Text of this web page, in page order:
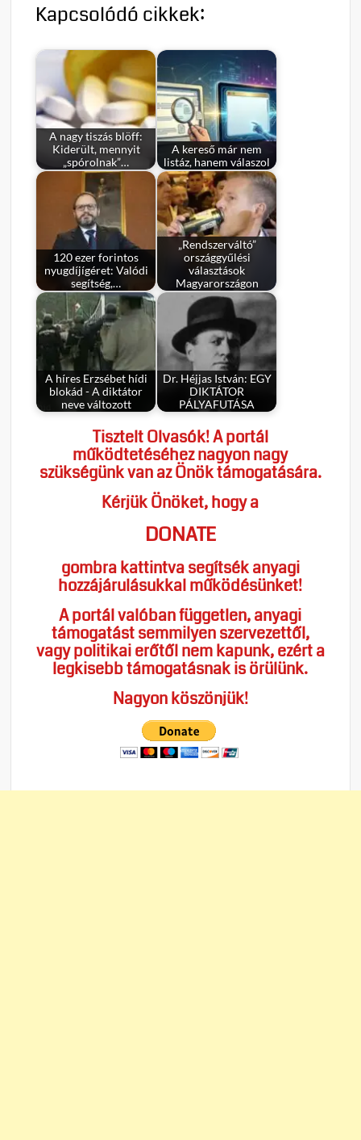
Kapcsolódó cikkek:
A nagy tiszás blöff:
Kiderült, mennyit
„spórolnak”…
A kereső már nem
listáz, hanem válaszol
120 ezer forintos
nyugdíjígéret: Valódi
segítség,…
„Rendszerváltó”
országgyűlési
választások
Magyarországon
A híres Erzsébet hídi
blokád - A diktátor
neve változott
Dr. Héjjas István: EGY
DIKTÁTOR
PÁLYAFUTÁSA
Tisztelt Olvasók! A portál
működtetéséhez nagyon nagy
szükségünk van az Önök támogatására.
Kérjük Önöket, hogy a
DONATE
gombra kattintva segítsék anyagi
hozzájárulásukkal működésünket!
A portál valóban független, anyagi
támogatást semmilyen szervezettől,
vagy politikai erőtől nem kapunk, ezért a
legkisebb támogatásnak is örülünk.
Nagyon köszönjük!